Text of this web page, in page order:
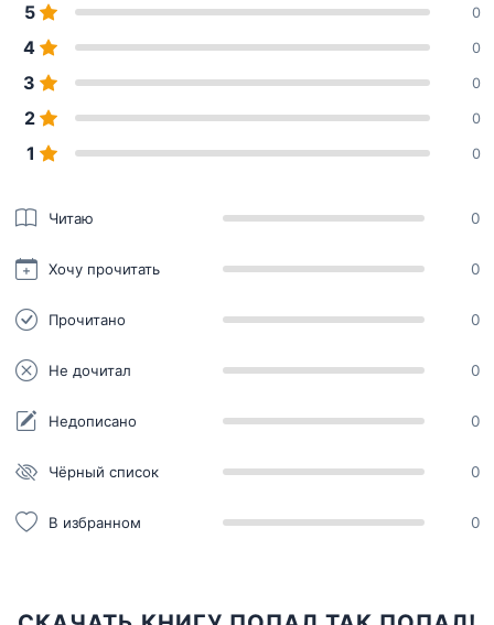
5 0
4 0
3 0
2 0
1 0
Читаю 0
Хочу прочитать 0
Прочитано 0
Не дочитал 0
Недописано 0
Чёрный список 0
В избранном 0